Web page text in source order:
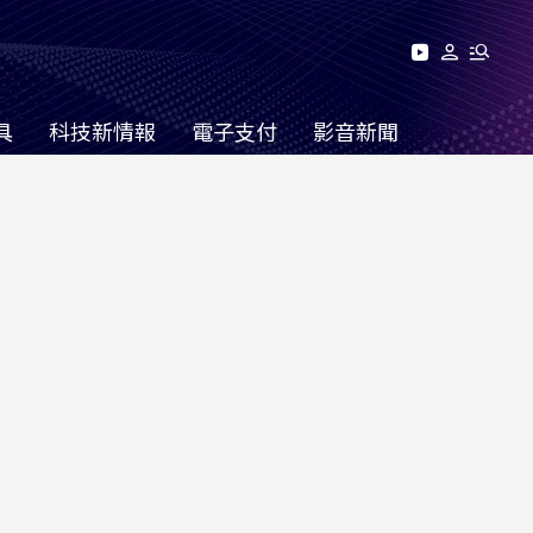
科技新情報 電子支付 影音新聞